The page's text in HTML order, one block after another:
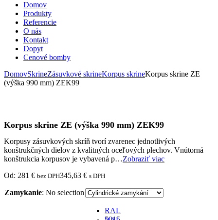
Domov
Produkty
Referencie
O nás
Kontakt
Dopyt
Cenové bomby
DomovSkrineZásuvkové skrineKorpus skrineKorpus skrine ZE
(výška 990 mm) ZEK99
Korpus skrine ZE (výška 990 mm) ZEK99
Korpusy zásuvkových skríň tvorí zvarenec jednotlivých
konštrukčných dielov z kvalitných oceľových plechov. Vnútorná
konštrukcia korpusov je vybavená p…Zobraziť viac
Od: 281 € bez DPH345,63 € s DPH
Zamykanie: No selection
RAL